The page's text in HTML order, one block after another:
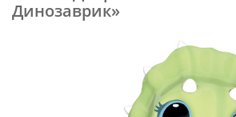
Динозаврик»